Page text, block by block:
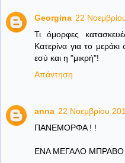
Georgina 22
Τι όμορφες
Κατερίνα για το
εσύ και η "μικρή"!
Απάντηση
anna 22 Νοεμβρίου
ΠΑΝΕΜΟΡΦΑ ! !
ΕΝΑ ΜΕΓΑΛΟ